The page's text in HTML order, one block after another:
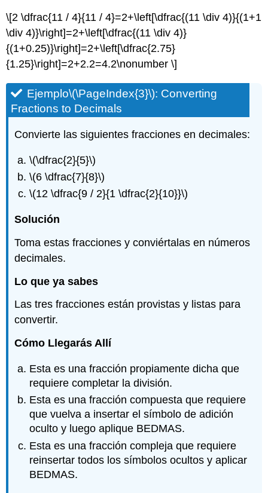
\[2 \dfrac{11 / 4}{11 / 4}=2+\left[\dfrac{(11 \div 4)}{(1+1
\div 4)}\right]=2+\left[\dfrac{(11 \div 4)}
{(1+0.25)}\right]=2+\left[\dfrac{2.75}
{1.25}\right]=2+2.2=4.2\nonumber \]
Ejemplo\(\PageIndex{3}\): Converting
Fractions to Decimals
Convierte las siguientes fracciones en decimales:
\(\dfrac{2}{5}\)
\(6 \dfrac{7}{8}\)
\(12 \dfrac{9 / 2}{1 \dfrac{2}{10}}\)
Solución
Toma estas fracciones y conviértalas en números
decimales.
Lo que ya sabes
Las tres fracciones están provistas y listas para
convertir.
Cómo Llegarás Allí
Esta es una fracción propiamente dicha que
requiere completar la división.
Esta es una fracción compuesta que requiere
que vuelva a insertar el símbolo de adición
oculto y luego aplique BEDMAS.
Esta es una fracción compleja que requiere
reinsertar todos los símbolos ocultos y aplicar
BEDMAS.